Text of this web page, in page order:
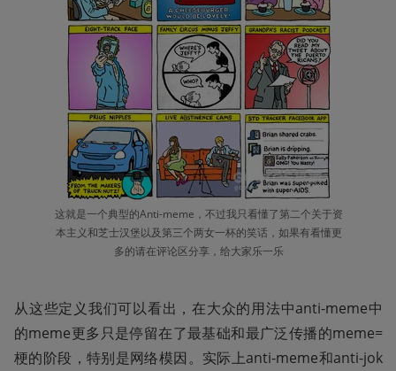
这就是一个典型的Anti-meme，不过我只看懂了第二个关于资
本主义和芝士汉堡以及第三个两女一杯的笑话，如果有看懂更
多的请在评论区分享，给大家乐一乐
从这些定义我们可以看出，在大众的用法中anti-meme中
的meme更多只是停留在了最基础和最广泛传播的meme=
梗的阶段，特别是网络模因。实际上anti-meme和anti-jok